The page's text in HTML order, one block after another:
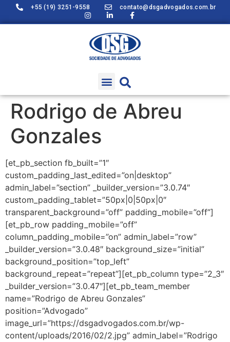
+55 (19) 3251-9558 contato@dsgadvogados.com.br
Rodrigo de Abreu
Gonzales
[et_pb_section fb_built=”1″
custom_padding_last_edited=”on|desktop”
admin_label=”section” _builder_version=”3.0.74″
custom_padding_tablet=”50px|0|50px|0″
transparent_background=”off” padding_mobile=”off”]
[et_pb_row padding_mobile=”off”
column_padding_mobile=”on” admin_label=”row”
_builder_version=”3.0.48″ background_size=”initial”
background_position=”top_left”
background_repeat=”repeat”][et_pb_column type=”2_3″
_builder_version=”3.0.47″][et_pb_team_member
name=”Rodrigo de Abreu Gonzales”
position=”Advogado”
image_url=”https://dsgadvogados.com.br/wp-
content/uploads/2016/02/2.jpg” admin_label=”Rodrigo